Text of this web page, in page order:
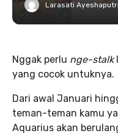
Larasati Ayeshaputri
Nggak perlu nge-stalk
yang cocok untuknya.
Dari awal Januari
teman-teman kamu
Aquarius akan